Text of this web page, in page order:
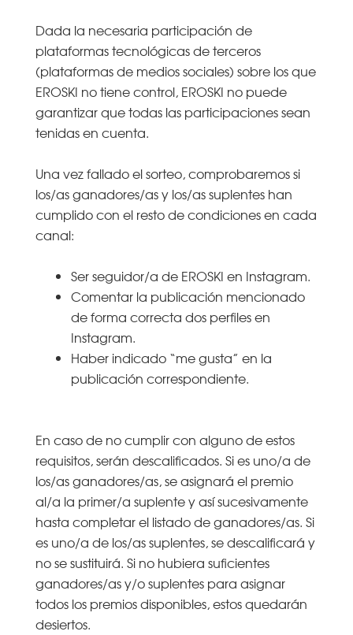
Dada la necesaria participación de
plataformas tecnológicas de terceros
(plataformas de medios sociales) sobre los que
EROSKI no tiene control, EROSKI no puede
garantizar que todas las participaciones sean
tenidas en cuenta.
Una vez fallado el sorteo, comprobaremos si
los/as ganadores/as y los/as suplentes han
cumplido con el resto de condiciones en cada
canal:
Ser seguidor/a de EROSKI en Instagram.
Comentar la publicación mencionado
de forma correcta dos perfiles en
Instagram.
Haber indicado “me gusta” en la
publicación correspondiente.
En caso de no cumplir con alguno de estos
requisitos, serán descalificados. Si es uno/a de
los/as ganadores/as, se asignará el premio
al/a la primer/a suplente y así sucesivamente
hasta completar el listado de ganadores/as. Si
es uno/a de los/as suplentes, se descalificará y
no se sustituirá. Si no hubiera suficientes
ganadores/as y/o suplentes para asignar
todos los premios disponibles, estos quedarán
desiertos.